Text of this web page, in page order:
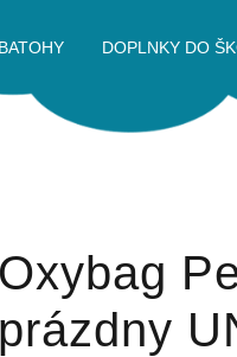
DOPLNKY DO
Oxybag
prázdny